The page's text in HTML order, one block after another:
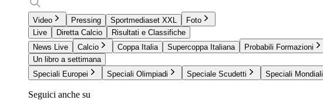
Video Pressing Sportmediaset XXL
Foto
Live
Diretta Calcio
Risultati e Classifiche
News Live
Calcio Coppa Italia Supercoppa Italiana Probabili Formazioni
Un libro a settimana
Speciali Europei
Speciali Olimpiadi Speciale Scudetti Speciali Mondiali
Seguici anche su